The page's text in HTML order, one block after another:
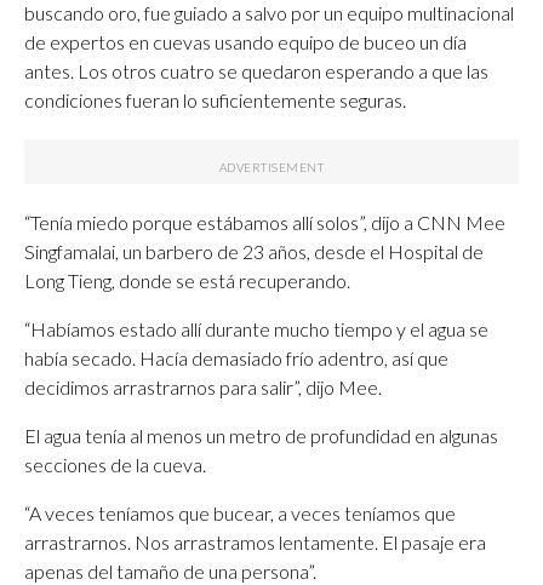
buscando oro, fue guiado a salvo por un equipo multinacional
de expertos en cuevas usando equipo de buceo un día
antes. Los otros cuatro se quedaron esperando a que las
condiciones fueran lo suficientemente seguras.
“Tenía miedo porque estábamos allí solos”, dijo a CNN Mee
Singfamalai, un barbero de 23 años, desde el Hospital de
Long Tieng, donde se está recuperando.
“Habíamos estado allí durante mucho tiempo y el agua se
había secado. Hacía demasiado frío adentro, así que
decidimos arrastrarnos para salir”, dijo Mee.
El agua tenía al menos un metro de profundidad en algunas
secciones de la cueva.
“A veces teníamos que bucear, a veces teníamos que
arrastrarnos. Nos arrastramos lentamente. El pasaje era
apenas del tamaño de una persona”.